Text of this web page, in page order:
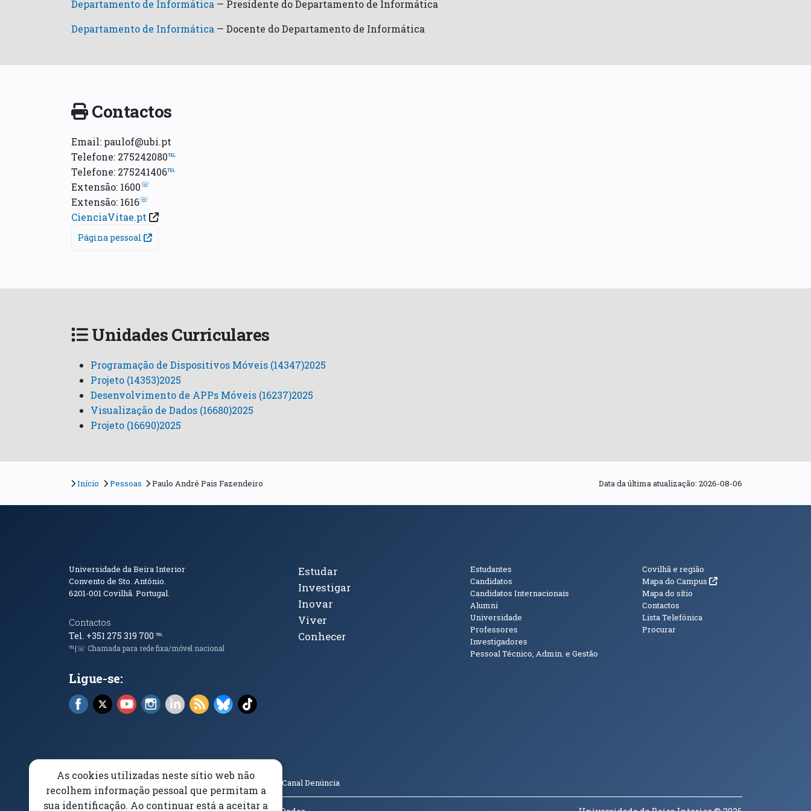
Departamento de Informática — Presidente do Departamento de Informática
Departamento de Informática — Docente do Departamento de Informática
Contactos
Email: paulof@ubi.pt
Telefone: 275242080℡
Telefone: 275241406℡
Extensão: 1600☏
Extensão: 1616☏
CienciaVitae.pt
Página pessoal
Unidades Curriculares
Programação de Dispositivos Móveis (14347)2025
Projeto (14353)2025
Desenvolvimento de APPs Móveis (16237)2025
Visualização de Dados (16680)2025
Projeto (16690)2025
Início Pessoas Paulo André Pais Fazendeiro Data da última atualização: 2026-08-06
Informações de Contacto
Universidade da Beira Interior
Convento de Sto. António.
6201-001Covilhã. Portugal.
Contactos
Tel. +351 275 319 700 ℡
℡|☏ Chamada para rede fixa/móvel nacional
Ligue-se:
Facebook (abre em nova janela)
X (abre em nova janela)
YouTube (abre em nova janela)
Instagram (abre em nova janela)
LinkedIn (abre em nova janela)
RSS (abre em nova janela)
Bluesky (abre em nova janela)
TikTok (abre em nova janela)
Tópicos Principais
Estudar
Investigar
Inovar
Viver
Conhecer
Públicos
Estudantes
Candidatos
Candidatos Internacionais
Alumni
Universidade
Professores
Investigadores
Pessoal Técnico, Admin. e Gestão
Informações
Covilhã e região
Mapa do Campus (abre em nova janela)
Mapa do sítio
Contactos
Lista Telefónica
Procurar
(abre em nova janela)
Canal Denúncia
As cookies utilizadas neste sítio web não
recolhem informação pessoal que permitam a
sua identificação. Ao continuar está a aceitar a